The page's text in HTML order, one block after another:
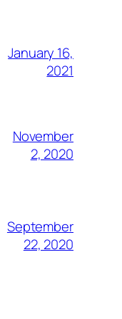
January 16,
2021
November
2, 2020
September
22, 2020